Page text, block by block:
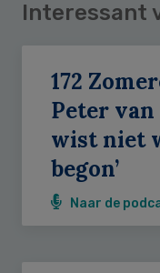
Interessant
172
Peter van
wist niet
begon’
Naar de